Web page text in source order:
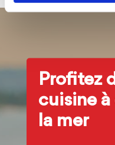
Profitez
cuisine
la mer